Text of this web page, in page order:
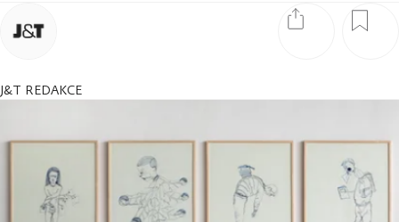
J&T REDAKCE